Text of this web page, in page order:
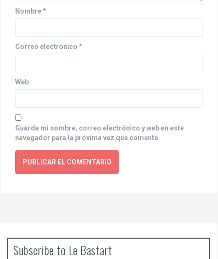
o
Nombre*
Correo electrónico *
Web
Guarda mi nombre, correo electrónico y web en este
navegador para la próxima vez que comente.
Subscribe to Le Bastart